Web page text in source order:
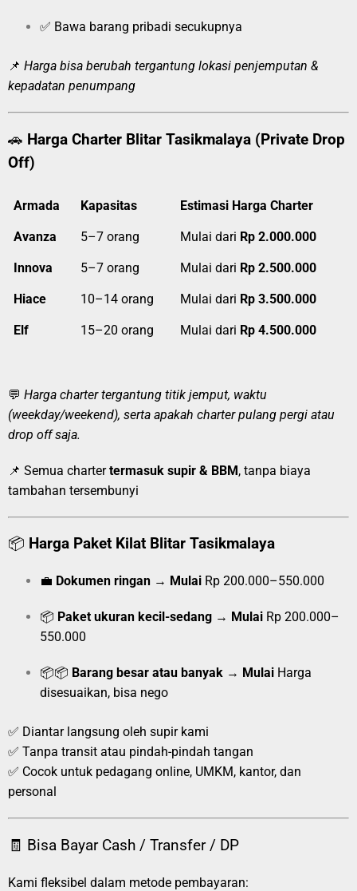
✅ Bawa barang pribadi secukupnya
📌 Harga bisa berubah tergantung lokasi penjemputan &
kepadatan penumpang
🚗 Harga Charter Blitar Tasikmalaya (Private Drop
Off)
Armada Kapasitas Estimasi Harga Charter
Avanza 5–7 orang Mulai dari Rp 2.000.000
Innova 5–7 orang Mulai dari Rp 2.500.000
Hiace 10–14 orang Mulai dari Rp 3.500.000
Elf 15–20 orang Mulai dari Rp 4.500.000
💬 Harga charter tergantung titik jemput, waktu
(weekday/weekend), serta apakah charter pulang pergi atau
drop off saja.
📌 Semua chartertermasuk supir & BBM, tanpa biaya
tambahan tersembunyi
📦 Harga Paket Kilat Blitar Tasikmalaya
💼 Dokumen ringan → Mulai Rp 200.000–550.000
📦 Paket ukuran kecil-sedang → Mulai Rp 200.000–
550.000
📦📦 Barang besar atau banyak → Mulai Harga
disesuaikan, bisa nego
✅ Diantar langsung oleh supir kami
✅ Tanpa transit atau pindah-pindah tangan
✅ Cocok untuk pedagang online, UMKM, kantor, dan
personal
🧾 Bisa Bayar Cash / Transfer / DP
Kami fleksibel dalam metode pembayaran: